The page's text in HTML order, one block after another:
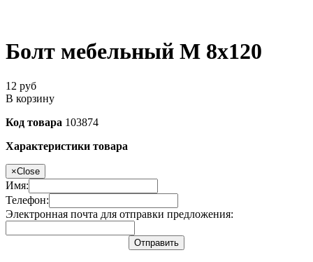
Болт мебельный М 8х120
12 руб
В корзину
Код товара 103874
Характеристики товара
×Close
Имя:
Телефон:
Электронная почта для отправки предложения:
Отправить